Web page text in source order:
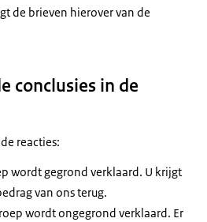
de brieven hierover van de
conclusies in de
reacties:
wordt gegrond verklaard. U krijgt
van ons terug.
wordt ongegrond verklaard. Er